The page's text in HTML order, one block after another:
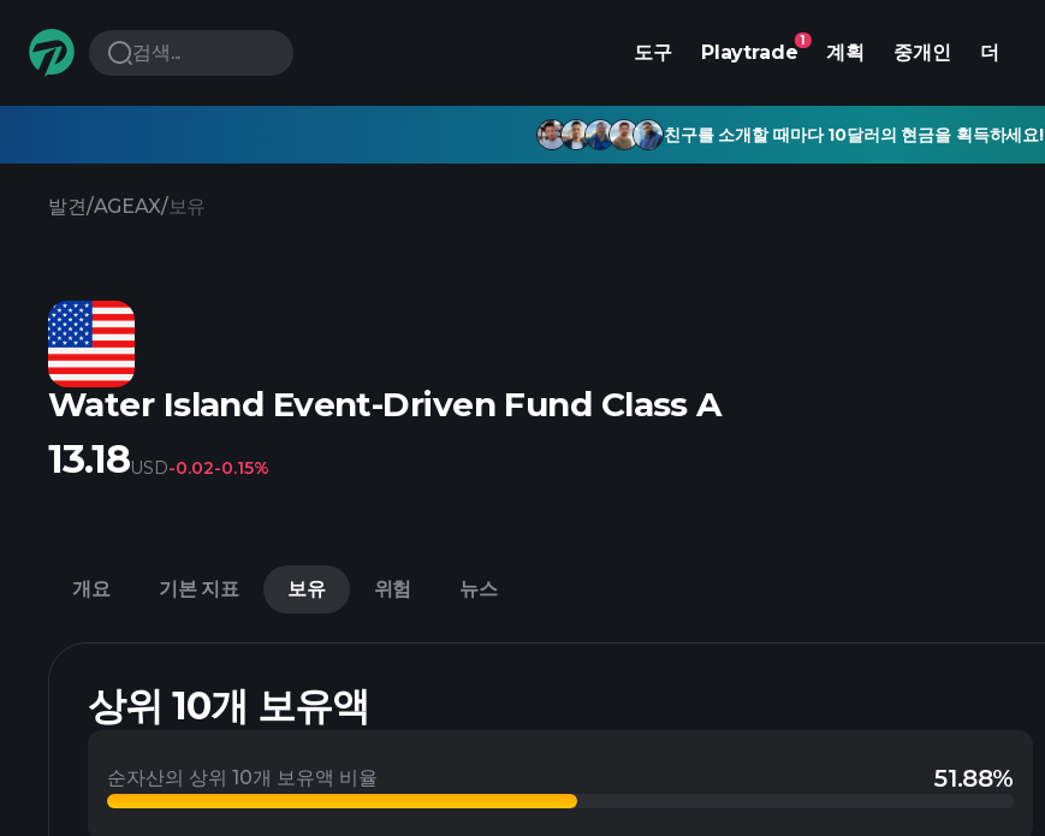
검색... 도구 Playtrade
1
계획 중개인 더
친구를 소개할 때마다 10달러의 현금을 획득하세요!
발견/AGEAX/보유
Water Island Event-Driven Fund Class A
13.18USD-0.02-0.15%
개요 기본 지표 보유 위험 뉴스
상위 10개 보유액
순자산의 상위 10개 보유액 비율 51.88%